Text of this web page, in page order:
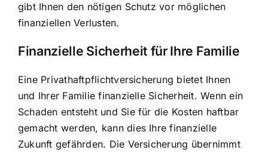
gibt Ihnen den nötigen Schutz vor möglichen
finanziellen Verlusten.
Finanzielle Sicherheit für Ihre Familie
Eine Privathaftpflichtversicherung bietet Ihnen
und Ihrer Familie finanzielle Sicherheit. Wenn ein
Schaden entsteht und Sie für die Kosten haftbar
gemacht werden, kann dies Ihre finanzielle
Zukunft gefährden. Die Versicherung übernimmt